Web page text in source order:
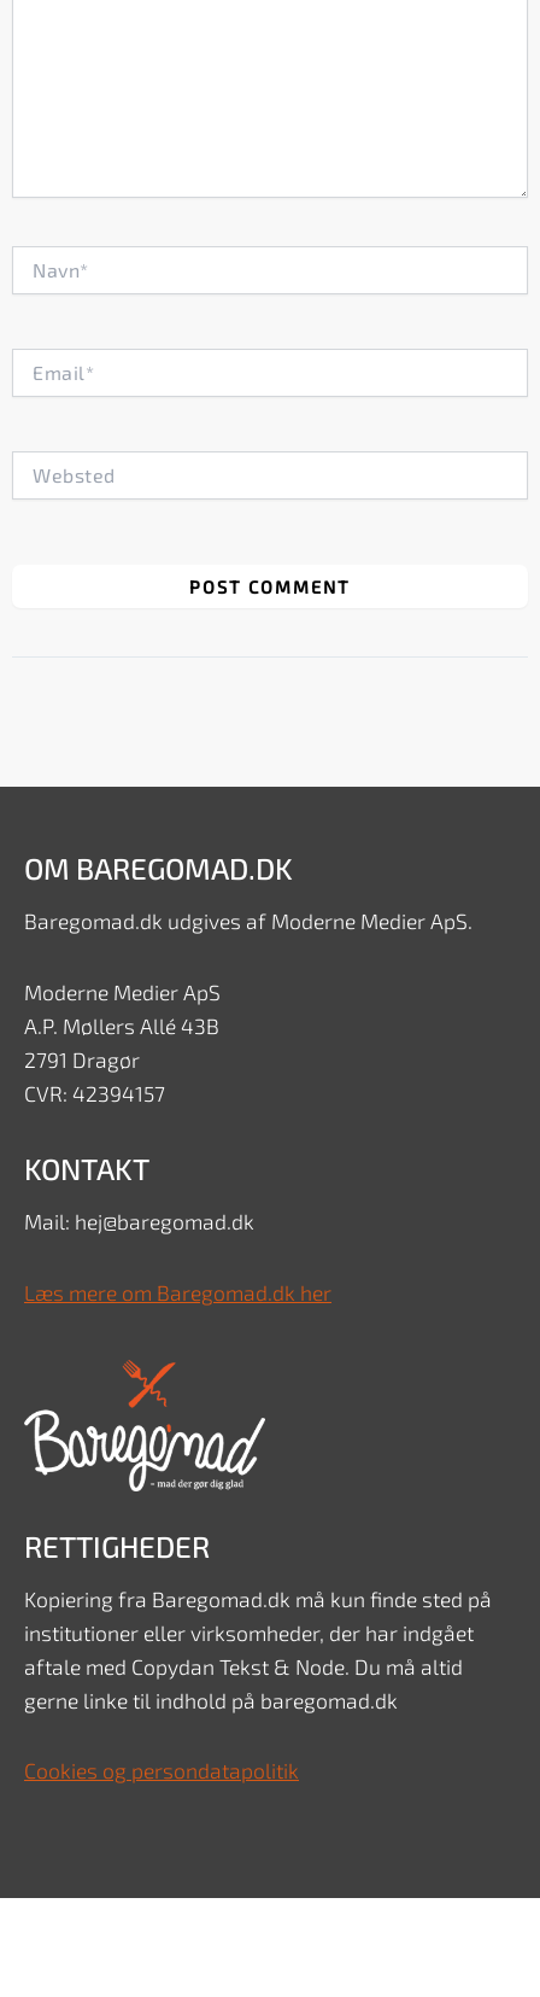
OM BAREGOMAD.DK
Baregomad.dk udgives af Moderne Medier ApS.
Moderne Medier ApS
A.P. Møllers Allé 43B
2791 Dragør
CVR: 42394157
KONTAKT
Mail: hej@baregomad.dk
Læs mere om Baregomad.dk her
RETTIGHEDER
Kopiering fra Baregomad.dk må kun finde sted på
institutioner eller virksomheder, der har indgået
aftale med Copydan Tekst & Node. Du må altid
gerne linke til indhold på baregomad.dk
Cookies og persondatapolitik